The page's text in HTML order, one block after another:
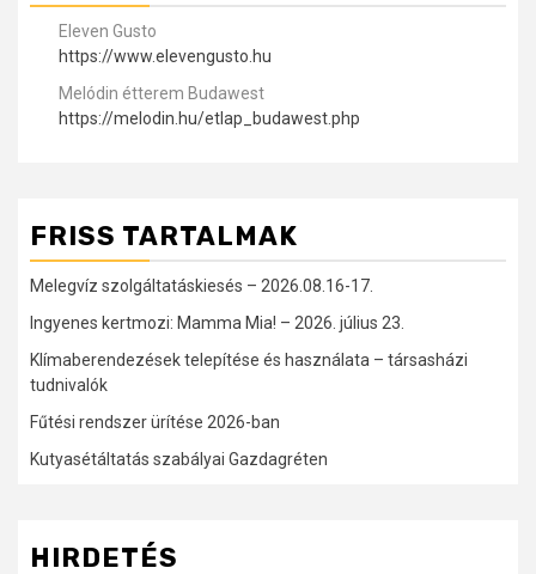
Eleven Gusto
https://www.elevengusto.hu
Melódin étterem Budawest
https://melodin.hu/etlap_budawest.php
FRISS TARTALMAK
Melegvíz szolgáltatáskiesés – 2026.08.16-17.
Ingyenes kertmozi: Mamma Mia! – 2026. július 23.
Klímaberendezések telepítése és használata – társasházi
tudnivalók
Fűtési rendszer ürítése 2026-ban
Kutyasétáltatás szabályai Gazdagréten
HIRDETÉS